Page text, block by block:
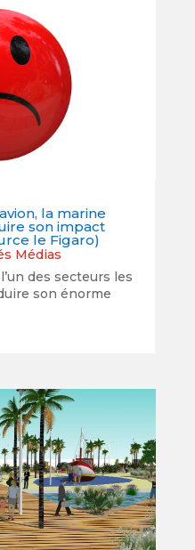
la marine
son impact
le Figaro)
Médias
des secteurs les
son énorme